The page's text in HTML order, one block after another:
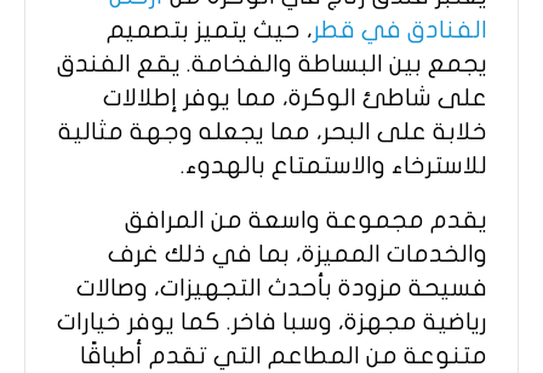
الفنادق في قطر، حيث يتميز بتصميم
يجمع بين البساطة والفخامة. يقع الفندق
على شاطئ الوكرة، مما يوفر إطلالات
خلابة على البحر، مما يجعله وجهة مثالية
للاسترخاء والاستمتاع بالهدوء.
يقدم مجموعة واسعة من المرافق
والخدمات المميزة، بما في ذلك غرف
فسيحة مزودة بأحدث التجهيزات، وصالات
رياضية مجهزة، وسبا فاخر. كما يوفر خيارات
متنوعة من المطاعم التي تقدم أطباقًا